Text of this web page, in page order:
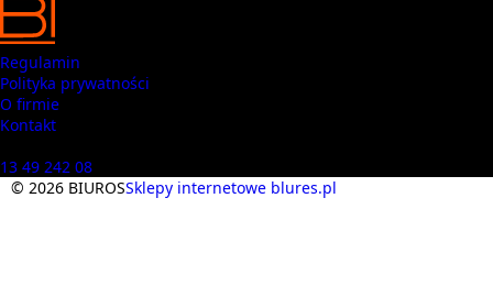
Regulamin
Polityka prywatności
O firmie
Kontakt
13 49 242 08
© 2026 BIUROSSklepy internetowe blures.pl